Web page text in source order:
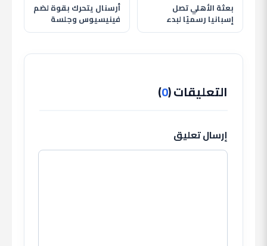
بعثة الأهلي تصل
إسبانيا رسميًا لبدء
معسكر الإعداد استعدادًا
أرسنال يتحرك بقوة لضم
فينيسيوس وجلسة
حاسمة تحدد مستقبله
التعليقات (0
)
إرسال تعليق